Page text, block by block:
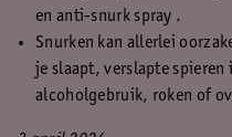
en anti-snurk spray .
Snurken kan allerlei
je slaapt, verslapte spieren
alcoholgebruik, roken of